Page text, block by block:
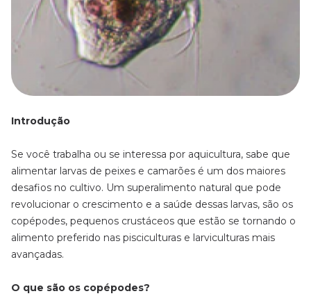
Introdução
Se você trabalha ou se interessa por aquicultura, sabe que
alimentar larvas de peixes e camarões é um dos maiores
desafios no cultivo. Um superalimento natural que pode
revolucionar o crescimento e a saúde dessas larvas, são os
copépodes, pequenos crustáceos que estão se tornando o
alimento preferido nas pisciculturas e larviculturas mais
avançadas.
O que são os copépodes?